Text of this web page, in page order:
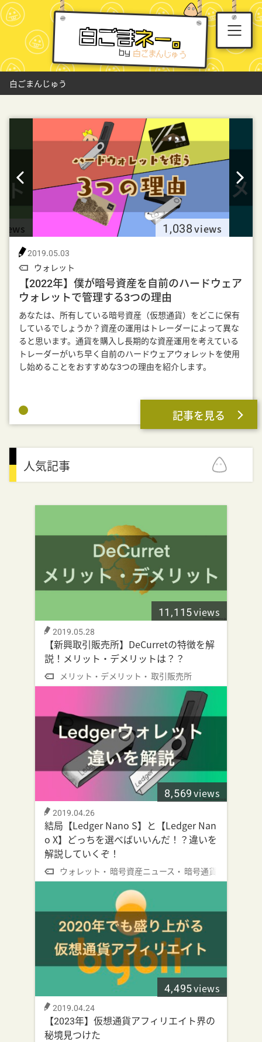
白ごまネー。
by
白ごまんじゅう
1,038views
2019.05.03
ウォレット
【2022年】僕が暗号資産を自前のハードウェア
ウォレットで管理する3つの理由
あなたは、所有している暗号資産（仮想通貨）をどこに保有
しているでしょうか？資産の運用はトレーダーによって異な
ると思います。通貨を購入し長期的な資産運用を考えている
トレーダーがいち早く自前のハードウェアウォレットを使用
し始めることをおすすめな3つの理由を紹介します。
記事を見る
人気記事
11,115views
2019.05.28
【新興取引販売所】DeCurretの特徴を解
説！メリット・デメリットは？？
メリット・デメリット 取引販売所
8,569views
2019.04.26
結局【Ledger Nano S】と【Ledger Nan
o X】どっちを選べばいいんだ！？違いを
解説していくぞ！
ウォレット 暗号資産ニュース 暗号通貨
4,495views
2019.04.24
【2023年】仮想通貨アフィリエイト界の
秘境見つけた